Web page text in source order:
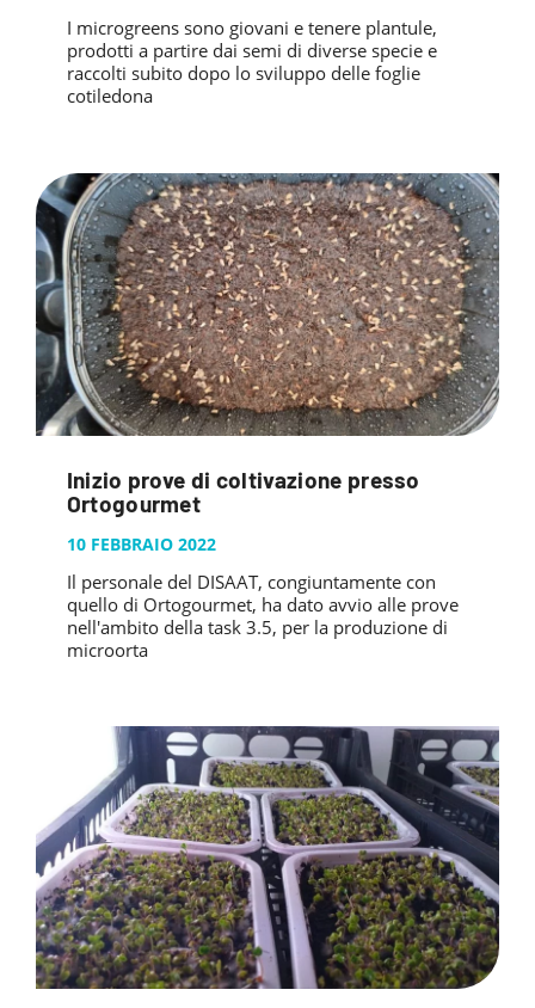
I microgreens sono giovani e tenere plantule,
prodotti a partire dai semi di diverse specie e
raccolti subito dopo lo sviluppo delle foglie
cotiledona
Inizio prove di coltivazione presso
Ortogourmet
10 FEBBRAIO 2022
Il personale del DISAAT, congiuntamente con
quello di Ortogourmet, ha dato avvio alle prove
nell'ambito della task 3.5, per la produzione di
microorta